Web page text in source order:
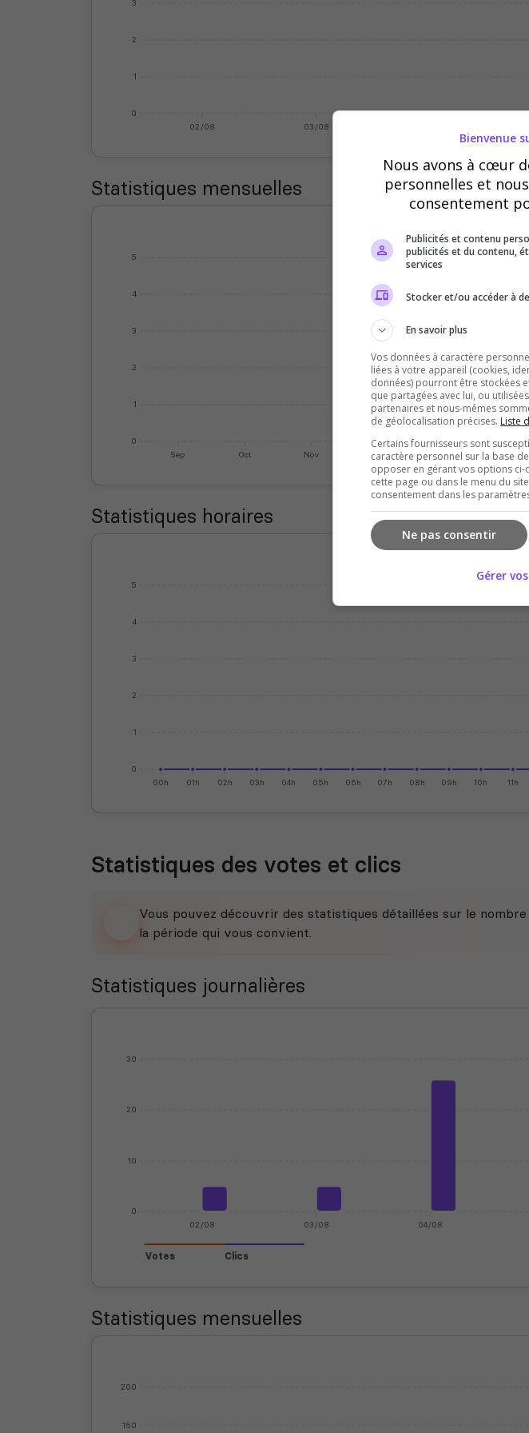
0
1
2
3
02/08 03/08
Statistiques mensuelles
0
1
2
3
4
5
Sep Oct Nov Dec Jan Feb
Statistiques horaires
0
1
2
3
4
5
00h 01h 02h 03h 04h 05h 06h 07h 08h 09h 10h 11h
Statistiques des votes et clics
Vous pouvez découvrir des statistiques détaillées sur le
la période qui vous convient.
Statistiques journalières
0
10
20
30
02/08 03/08 04/08
Votes Clics
Statistiques mensuelles
150
200
Bienvenue
Nous avons à cœur
personnelles et
consentement
Publicités et contenu
publicités et du contenu,
services
Stocker et/ou accéder à
En savoir plus
Vos données à caractère
liées à votre appareil (cookies,
données) pourront être stockées
que partagées avec lui, ou
partenaires et nous-mêmes
de géolocalisation précises. Liste
Certains fournisseurs sont
caractère personnel sur la base
opposer en gérant vos options ci-
cette page ou dans le menu du
consentement dans les
Ne pas consentir
Gérer